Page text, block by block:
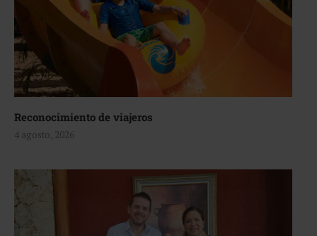
Reconocimiento de viajeros
4 agosto, 2026